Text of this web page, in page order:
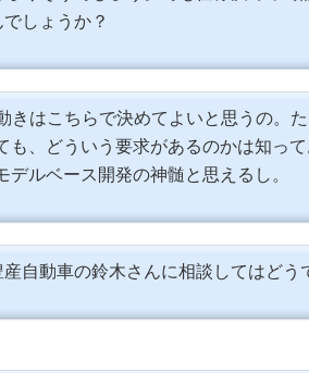
でしょうか？
きはこちらで決めてよいと思うの。
も、どういう要求があるのかは知って
デルベース開発の神髄と思えるし。
産自動車の鈴木さんに相談してはどう